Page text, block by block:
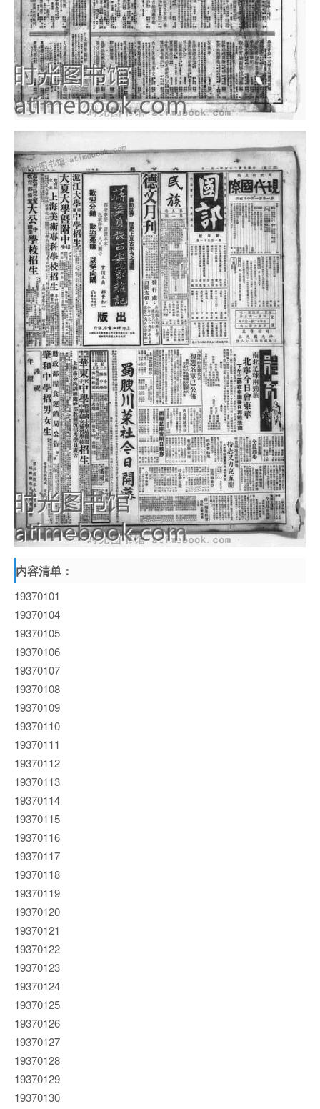
内容清单：
19370101
19370104
19370105
19370106
19370107
19370108
19370109
19370110
19370111
19370112
19370113
19370114
19370115
19370116
19370117
19370118
19370119
19370120
19370121
19370122
19370123
19370124
19370125
19370126
19370127
19370128
19370129
19370130